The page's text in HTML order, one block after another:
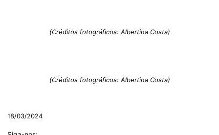
(Créditos fotográficos: Albertina Costa)
(Créditos fotográficos: Albertina Costa)
18/03/2024